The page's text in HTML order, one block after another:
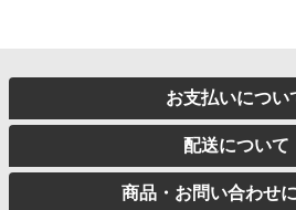
お支払いについ
配送について
商品・お問い合わせ